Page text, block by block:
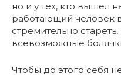
но и у тех, кто вышел
работающий человек
стремительно
всевозможные
Чтобы до этого себя